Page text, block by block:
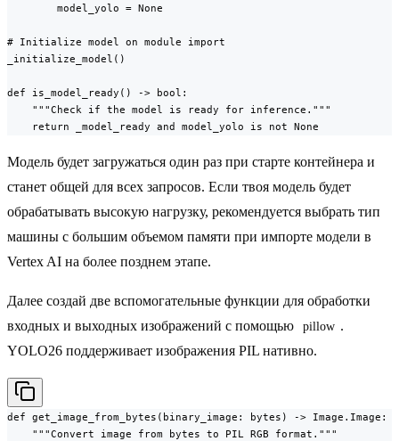
        model_yolo = None
# Initialize model on module import
_initialize_model()
def is_model_ready() -> bool:
    """Check if the model is ready for inference."""
    return _model_ready and model_yolo is not None
Модель будет загружаться один раз при старте контейнера и
станет общей для всех запросов. Если твоя модель будет
обрабатывать высокую нагрузку, рекомендуется выбрать тип
машины с большим объемом памяти при импорте модели в
Vertex AI на более позднем этапе.
Далее создай две вспомогательные функции для обработки
входных и выходных изображений с помощью
pillow .
YOLO26 поддерживает изображения PIL нативно.
def get_image_from_bytes(binary_image: bytes) -> Image.Image:
    """Convert image from bytes to PIL RGB format."""